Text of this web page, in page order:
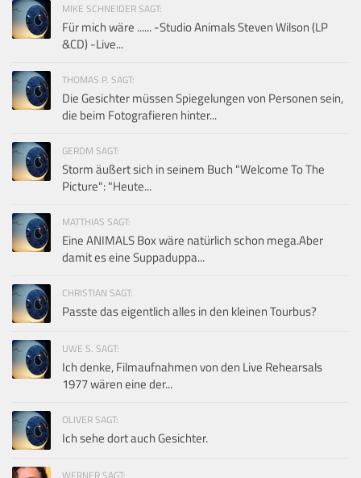
MIKE SCHNEIDER SAGT:
Für mich wäre ...... -Studio Animals Steven Wilson (LP
&CD) -Live...
THOMAS P. SAGT:
Die Gesichter müssen Spiegelungen von Personen sein,
die beim Fotografieren hinter...
GERDM SAGT:
Storm äußert sich in seinem Buch "Welcome To The
Picture": "Heute...
MATTHIAS SAGT:
Eine ANIMALS Box wäre natürlich schon mega.Aber
damit es eine Suppaduppa...
CHRISTIAN SAGT:
Passte das eigentlich alles in den kleinen Tourbus?
UWE S. SAGT:
Ich denke, Filmaufnahmen von den Live Rehearsals
1977 wären eine der...
OLIVER SAGT:
Ich sehe dort auch Gesichter.